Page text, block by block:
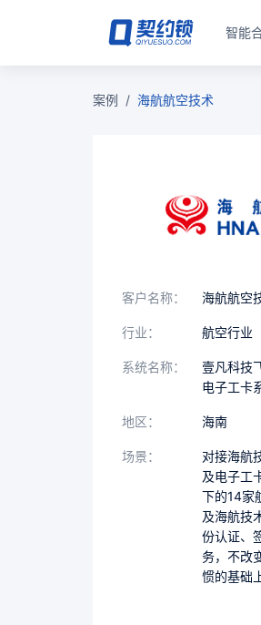
智能
案例 / 海航航空技术
客户名称： 海航航空
行业： 航空行业
系统名称：
壹凡科技
电子工卡
地区： 海南
场景：
对接海航
及电子工
下的14家
及海航技
份认证、
务，不改
惯的基础